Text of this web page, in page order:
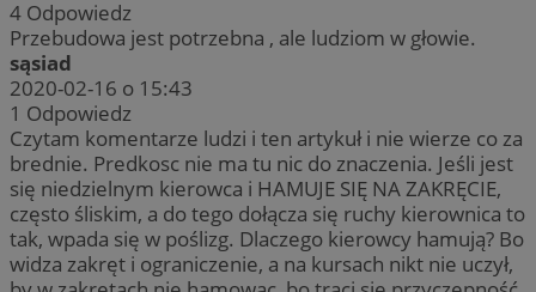
4 Odpowiedz
Przebudowa jest potrzebna , ale ludziom w głowie.
sąsiad
2020-02-16 o 15:43
1 Odpowiedz
Czytam komentarze ludzi i ten artykuł i nie wierze co za
brednie. Predkosc nie ma tu nic do znaczenia. Jeśli jest
się niedzielnym kierowca i HAMUJE SIĘ NA ZAKRĘCIE,
często śliskim, a do tego dołącza się ruchy kierownica to
tak, wpada się w poślizg. Dlaczego kierowcy hamują? Bo
widza zakręt i ograniczenie, a na kursach nikt nie uczył,